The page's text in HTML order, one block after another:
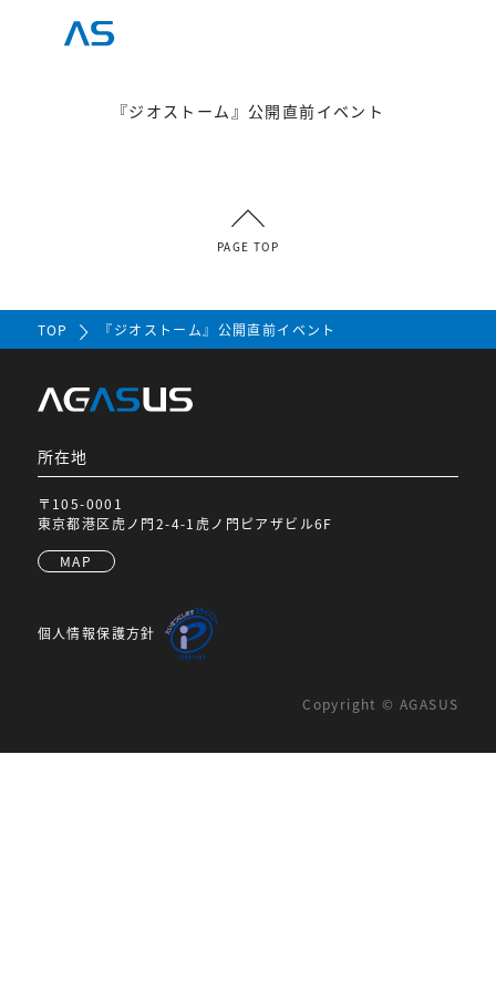
『ジオストーム』公開直前イベント
PAGE TOP
TOP 『ジオストーム』公開直前イベント
所在地
〒105-0001
東京都港区虎ノ門2-4-1虎ノ門ピアザビル6F
MAP
個人情報保護方針
Copyright © AGASUS